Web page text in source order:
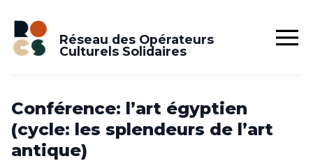
Réseau des Opérateurs
Culturels Solidaires
Conférence: l’art égyptien
(cycle: les splendeurs de l’art
antique)